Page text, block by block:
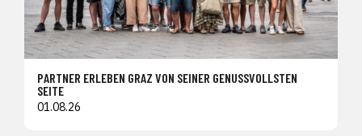
PARTNER ERLEBEN GRAZ VON SEINER GENUSSVOLLSTEN
SEITE
01.08.26